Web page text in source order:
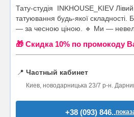
Тату-студія INKHOUSE_KIEV
татуювання будь-якої складності.
— за чесною ціною. 🔹 Ми —
🎁 Cкидка 10% по промокоду
📍 Частный кабинет
Киев, новодарницька 23/7 р-н.
+38 (093) 846..